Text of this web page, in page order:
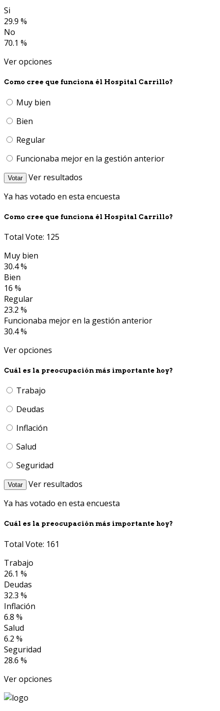
Si
29.9 %
No
70.1 %
Ver opciones
Como cree que funciona él Hospital Carrillo?
Muy bien
Bien
Regular
Funcionaba mejor en la gestión anterior
Votar
Ver resultados
Ya has votado en esta encuesta
Como cree que funciona él Hospital Carrillo?
Total Vote: 125
Muy bien
30.4 %
Bien
16 %
Regular
23.2 %
Funcionaba mejor en la gestión anterior
30.4 %
Ver opciones
Cuál es la preocupación más importante hoy?
Trabajo
Deudas
Inflación
Salud
Seguridad
Votar
Ver resultados
Ya has votado en esta encuesta
Cuál es la preocupación más importante hoy?
Total Vote: 161
Trabajo
26.1 %
Deudas
32.3 %
Inflación
6.8 %
Salud
6.2 %
Seguridad
28.6 %
Ver opciones